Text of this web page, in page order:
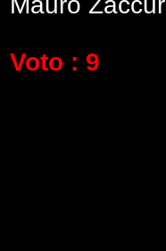
Voto : 9